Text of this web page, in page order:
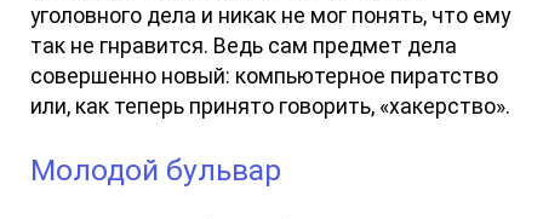
уголовного дела и никак не мог понять, что ему
так не гнравится. Ведь сам предмет дела
совершенно новый: компьютерное пиратство
или, как теперь принято говорить, «хакерство».
Молодой бульвар